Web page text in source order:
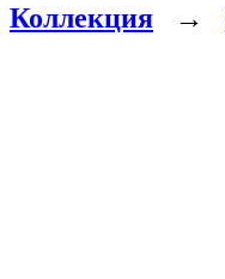
Коллекция →